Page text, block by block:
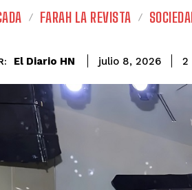
FARAH LA REVISTA
El Diario HN julio 8, 2026 2